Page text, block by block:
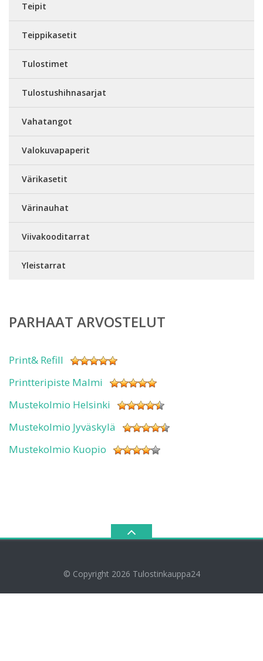
Teipit
Teippikasetit
Tulostimet
Tulostushihnasarjat
Vahatangot
Valokuvapaperit
Värikasetit
Värinauhat
Viivakooditarrat
Yleistarrat
PARHAAT ARVOSTELUT
Print& Refill
Printteripiste Malmi
Mustekolmio Helsinki
Mustekolmio Jyväskylä
Mustekolmio Kuopio
© Copyright 2026 Tulostinkauppa24